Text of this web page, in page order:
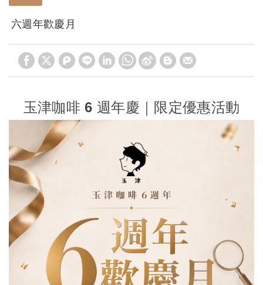
六週年歡慶月
玉津咖啡 6 週年慶｜限定優惠活動